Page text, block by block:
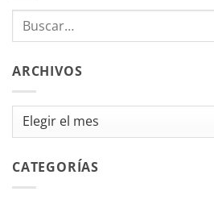
ARCHIVOS
Archivos
CATEGORÍAS